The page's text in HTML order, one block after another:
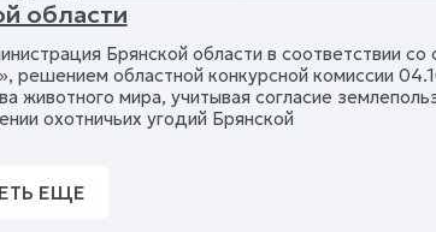
области
Брянской области в соответствии со
решением областной конкурсной комиссии
животного мира, учитывая согласие
охотничьих угодий Брянской
ЕЩЕ